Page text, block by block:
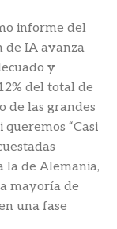
informe del
de IA avanza
y
del total de
de las grandes
queremos “Casi
la de Alemania,
mayoría de
una fase